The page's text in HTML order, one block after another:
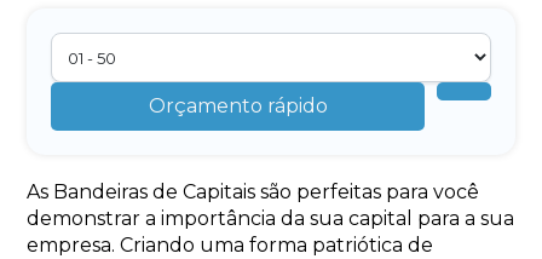
Orçamento rápido
As Bandeiras de Capitais são perfeitas para você
demonstrar a importância da sua capital para a sua
empresa. Criando uma forma patriótica de